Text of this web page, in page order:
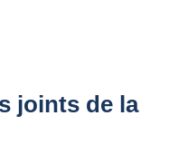
joints de la